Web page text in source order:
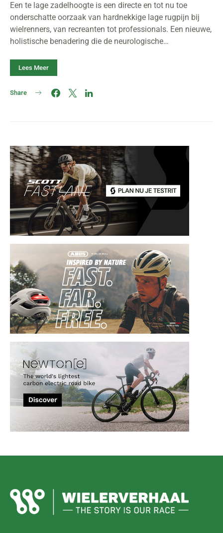
Een te lage zadelhoogte is een directe en tot nu toe
onderschatte oorzaak van hardnekkige lage rugpijn bij
wielrenners, van recreanten tot professionals. Een nieuwe,
holistische benadering die de neurologische…
Lees Meer
Share